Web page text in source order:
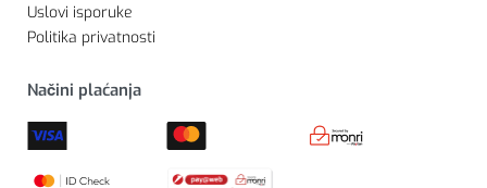
Uslovi isporuke
Politika privatnosti
Načini plaćanja